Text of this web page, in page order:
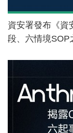
資安署發布《資
段、六情境SOP